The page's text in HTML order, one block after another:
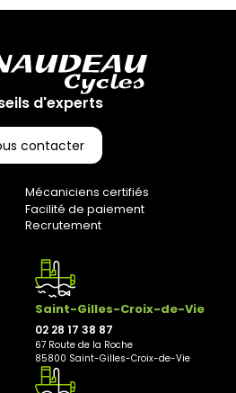
d'experts
contacter
Mécaniciens certifiés
Facilité de paiement
Recrutement
Saint-Gilles-Croix-de-Vie
02 28 17 38 87
67 Route de la Roche
85800 Saint-Gilles-Croix-de-Vie